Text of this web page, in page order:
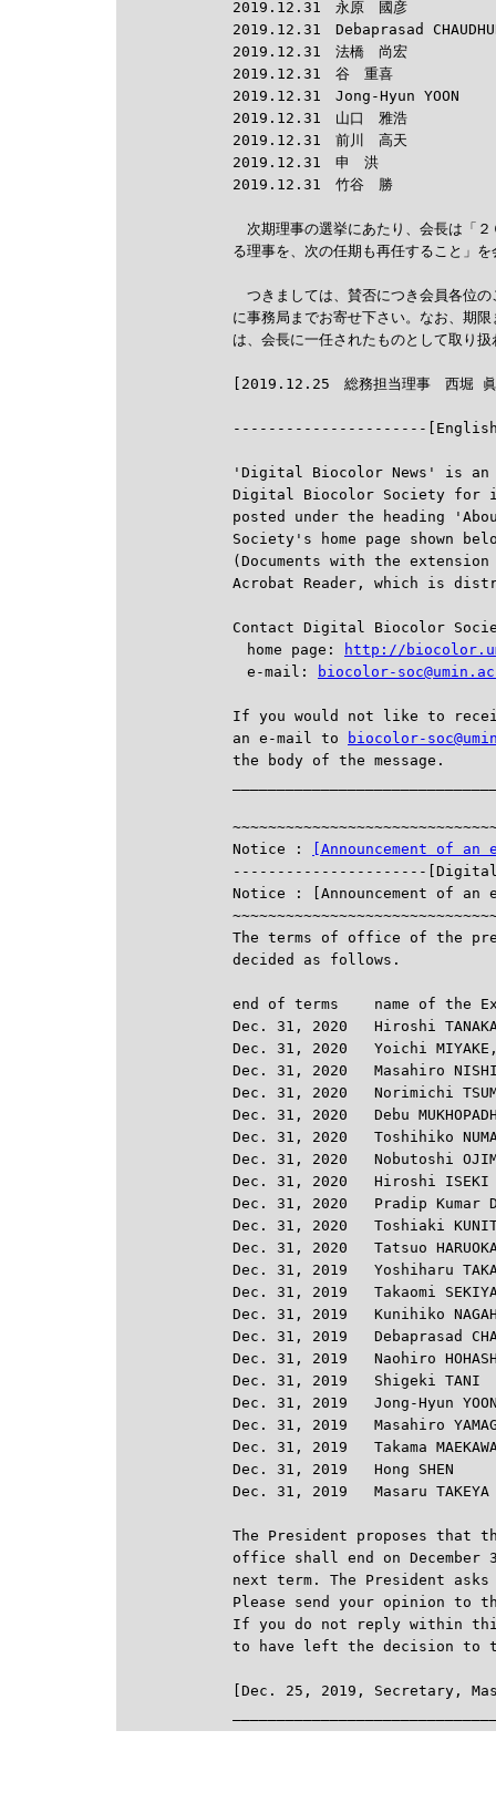
2019.12.31　永原　國彦
2019.12.31　Debaprasad
2019.12.31　法橋　尚宏
2019.12.31　谷　重喜
2019.12.31　Jong-Hyun YOON
2019.12.31　山口　雅浩
2019.12.31　前川　高天
2019.12.31　申　洪
2019.12.31　竹谷　勝
次期理事の選挙にあたり、会長は「
る理事を、次の任期も再任すること」
つきましては、賛否につき会員各位
に事務局までお寄せ下さい。なお、期
は、会長に一任されたものとして取り
----------------------
'Digital Biocolor News' is an
Digital Biocolor Society for
posted under the heading
Society's home page shown
(Documents with the
Acrobat Reader, which is
Contact Digital Biocolor
home page:
http://
e-mail:
biocolor-
If you would not like to
an e-mail to
biocolor-
the body of the message.
Notice :
[Announcement of
----------------------[Digital
Notice : [Announcement of
The terms of office of the
decided as follows.
end of terms    name of the
Dec. 31, 2020   Hiroshi
Dec. 31, 2020   Yoichi
Dec. 31, 2020   Masahiro
Dec. 31, 2020   Norimichi
Dec. 31, 2020   Debu
Dec. 31, 2020   Toshihiko
Dec. 31, 2020   Nobutoshi
Dec. 31, 2020   Hiroshi ISEKI
Dec. 31, 2020   Pradip Kumar
Dec. 31, 2020   Toshiaki
Dec. 31, 2020   Tatsuo
Dec. 31, 2019   Yoshiharu
Dec. 31, 2019   Takaomi
Dec. 31, 2019   Kunihiko
Dec. 31, 2019   Debaprasad
Dec. 31, 2019   Naohiro
Dec. 31, 2019   Shigeki TANI
Dec. 31, 2019   Jong-Hyun
Dec. 31, 2019   Masahiro
Dec. 31, 2019   Takama
Dec. 31, 2019   Hong SHEN
Dec. 31, 2019   Masaru TAKEYA
The President proposes that
office shall end on
next term. The President
Please send your opinion to
If you do not reply within
to have left the decision to
[Dec. 25, 2019, Secretary,